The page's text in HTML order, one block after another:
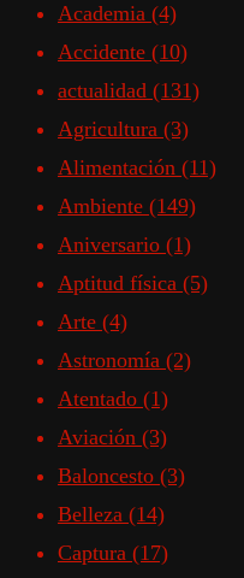
Academia (4)
Accidente (10)
actualidad (131)
Agricultura (3)
Alimentación (11)
Ambiente (149)
Aniversario (1)
Aptitud física (5)
Arte (4)
Astronomía (2)
Atentado (1)
Aviación (3)
Baloncesto (3)
Belleza (14)
Captura (17)